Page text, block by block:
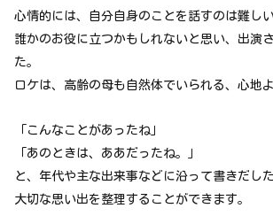
心情的には、自分自身のことを話すのは難しい
誰かのお役に立つかもしれないと思い、出演
た。
ロケは、高齢の母も自然体でいられる、心地
「こんなことがあったね」
「あのときは、ああだったね。」
と、年代や主な出来事などに沿って書きだし
大切な思い出を整理することができます。